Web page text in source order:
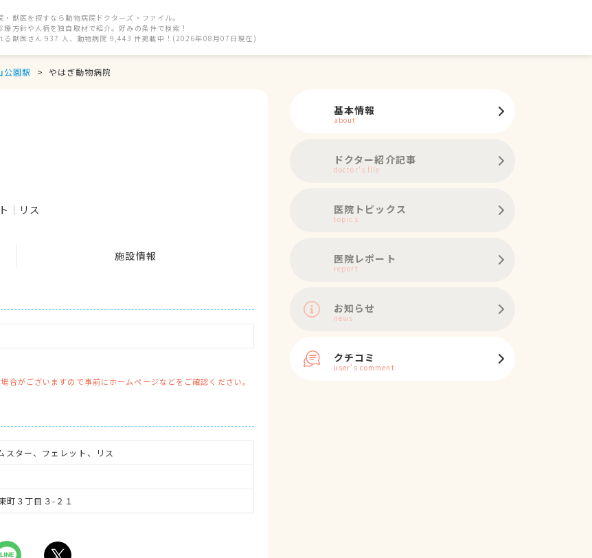
・獣医を探すなら動物病院ドクターズ・ファイル。
療方針や人柄を独自取材で紹介。好みの条件で検索！
る獣医さん 937 人、動物病院 9,443 件掲載中！(2026年08月07日現在)
公園駅 やはぎ動物病院
リス
施設情報
がございますので事前にホームページなどをご確認ください。
スター、フェレット、リス
町３丁目３-２１
基本情報
about
ドクター紹介記事
doctor's file
医院トピックス
topics
医院レポート
report
お知らせ
news
クチコミ
user's comment